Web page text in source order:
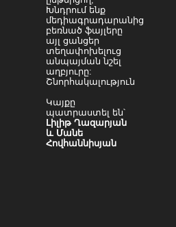
Խնդրում ենք
մեդիագրադարանից
բեռնած ֆայլերը
այլ ցանցեր
տեղափոխելուց
անպայման նշել
աղբյուրը:
Շնորհակալություն
Կայքը
պատրաստել են՝
Լիլիթ Ղազարյան
և Մանե
Հովհաննիսյան